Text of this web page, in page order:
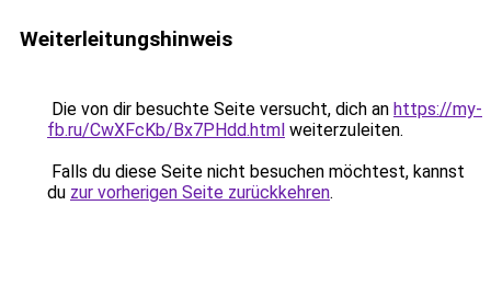
Weiterleitungshinweis
Die von dir besuchte Seite versucht, dich an https://my-
fb.ru/CwXFcKb/Bx7PHdd.html weiterzuleiten.
Falls du diese Seite nicht besuchen möchtest, kannst
du zur vorherigen Seite zurückkehren.